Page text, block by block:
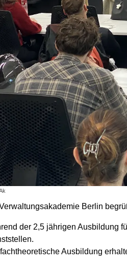
Berlin
der 2,5 jährigen Ausbildung
fachtheoretische Ausbildung